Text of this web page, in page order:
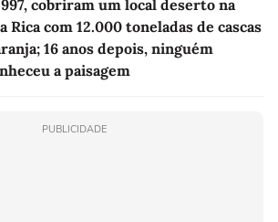
cobriram um local deserto na
Rica com 12.000 toneladas de cascas
16 anos depois, ninguém
a paisagem
PUBLICIDADE